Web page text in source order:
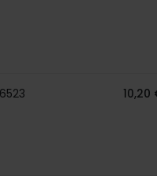
10,20